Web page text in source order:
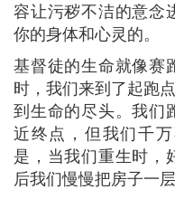
容让污秽不洁的意念
你的身体和心灵的。
基督徒的生命就像赛
时，我们来到了起跑
到生命的尽头。我们
近终点，但我们千
是，当我们重生时，
后我们慢慢把房子一